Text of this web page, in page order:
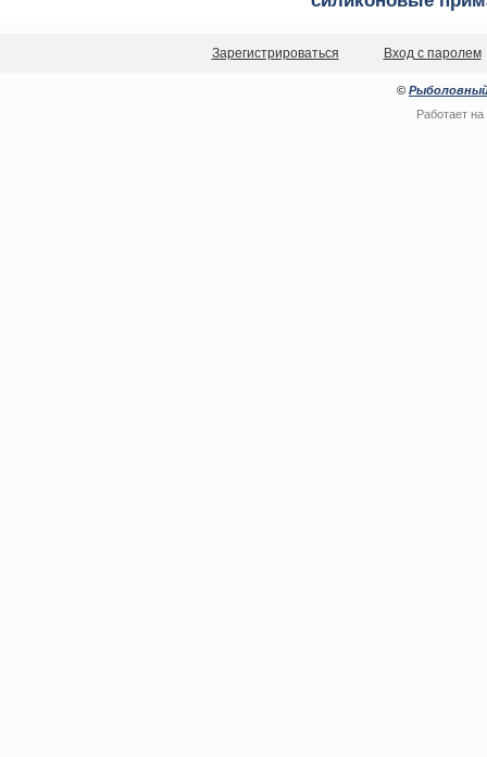
Зарегистрироваться Вход с паролем
© Рыболовный
Работает